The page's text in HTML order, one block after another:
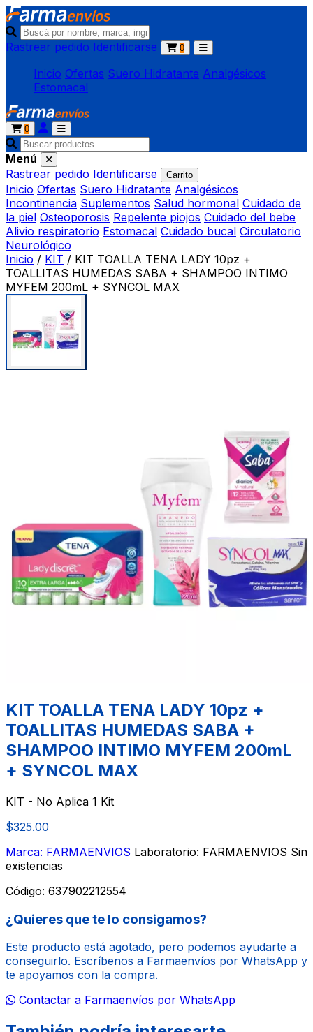
Rastrear pedido Identificarse 0
Inicio Ofertas Suero Hidratante Analgésicos
Estomacal
0
Menú
Rastrear pedido Identificarse Carrito
Inicio Ofertas Suero Hidratante Analgésicos
Incontinencia Suplementos Salud hormonal Cuidado de
la piel Osteoporosis Repelente piojos Cuidado del bebe
Alivio respiratorio Estomacal Cuidado bucal Circulatorio
Neurológico
Inicio / KIT / KIT TOALLA TENA LADY 10pz +
TOALLITAS HUMEDAS SABA + SHAMPOO INTIMO
MYFEM 200mL + SYNCOL MAX
KIT TOALLA TENA LADY 10pz +
TOALLITAS HUMEDAS SABA +
SHAMPOO INTIMO MYFEM 200mL
+ SYNCOL MAX
KIT - No Aplica 1 Kit
$325.00
Marca: FARMAENVIOS Laboratorio: FARMAENVIOS Sin
existencias
Código: 637902212554
¿Quieres que te lo consigamos?
Este producto está agotado, pero podemos ayudarte a
conseguirlo. Escríbenos a Farmaenvíos por WhatsApp y
te apoyamos con la compra.
Contactar a Farmaenvíos por WhatsApp